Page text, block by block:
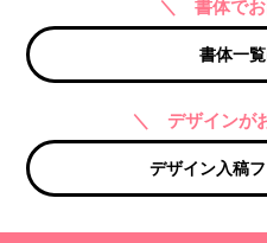
＼ 書体で
書体一
＼ デザインが
デザイン入稿